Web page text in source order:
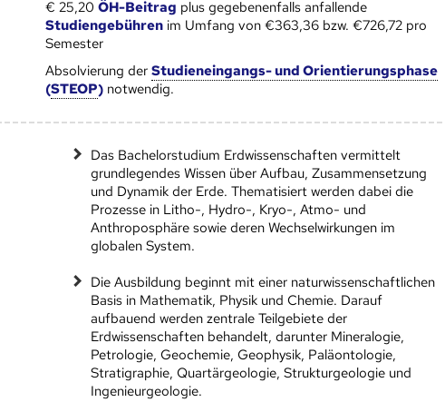
€ 25,20 ÖH-Beitrag plus gegebenenfalls anfallende
Studiengebührenim Umfang von €363,36 bzw. €726,72 pro
Semester
Absolvierung der Studieneingangs- und Orientierungsphase
(STEOP)notwendig.
Das Bachelorstudium Erdwissenschaften vermittelt
grundlegendes Wissen über Aufbau, Zusammensetzung
und Dynamik der Erde. Thematisiert werden dabei die
Prozesse in Litho-, Hydro-, Kryo-, Atmo- und
Anthroposphäre sowie deren Wechselwirkungen im
globalen System.
Die Ausbildung beginnt mit einer naturwissenschaftlichen
Basis in Mathematik, Physik und Chemie. Darauf
aufbauend werden zentrale Teilgebiete der
Erdwissenschaften behandelt, darunter Mineralogie,
Petrologie, Geochemie, Geophysik, Paläontologie,
Stratigraphie, Quartärgeologie, Strukturgeologie und
Ingenieurgeologie.